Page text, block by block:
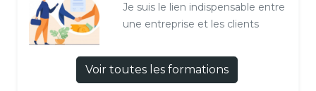
Je suis le lien indispensable entre
une entreprise et les clients
Voir toutes les formations